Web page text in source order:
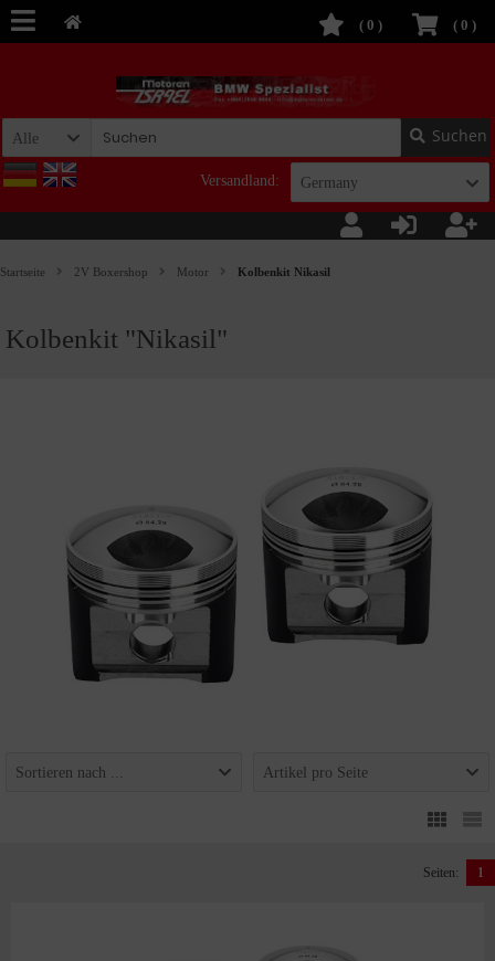
( 0 )
( 0 )
Alle Suchen
Versandland: Germany
Startseite 2V Boxershop Motor Kolbenkit Nikasil
Kolbenkit "Nikasil"
Sortieren nach ... Artikel pro Seite
Seiten: 1